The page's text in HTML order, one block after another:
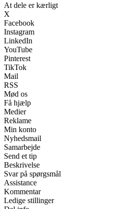
At dele er kærligt
X
Facebook
Instagram
LinkedIn
YouTube
Pinterest
TikTok
Mail
RSS
Mød os
Få hjælp
Medier
Reklame
Min konto
Nyhedsmail
Samarbejde
Send et tip
Beskrivelse
Svar på spørgsmål
Assistance
Kommentar
Ledige stillinger